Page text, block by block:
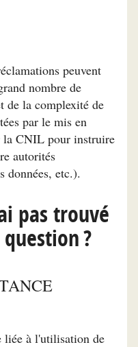
peuvent
nombre de
de la complexité de
par le mis en
la CNIL pour instruire
autorités
données, etc.).
pas trouvé
?
liée à l'utilisation de